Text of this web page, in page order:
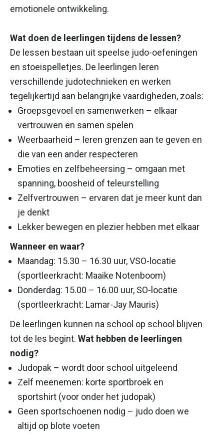
emotionele ontwikkeling.
Wat doen de leerlingen tijdens de lessen?
De lessen bestaan uit speelse judo-oefeningen
en stoeispelletjes. De leerlingen leren
verschillende judotechnieken en werken
tegelijkertijd aan belangrijke vaardigheden, zoals:
Groepsgevoel en samenwerken – elkaar
vertrouwen en samen spelen
Weerbaarheid – leren grenzen aan te geven en
die van een ander respecteren
Emoties en zelfbeheersing – omgaan met
spanning, boosheid of teleurstelling
Zelfvertrouwen – ervaren dat je meer kunt dan
je denkt
Lekker bewegen en plezier hebben met elkaar
Wanneer en waar?
Maandag: 15.30 – 16.30 uur, VSO-locatie
(sportleerkracht: Maaike Notenboom)
Donderdag: 15.00 – 16.00 uur, SO-locatie
(sportleerkracht: Lamar-Jay Mauris)
De leerlingen kunnen na school op school blijven
tot de les begint. Wat hebben de leerlingen
nodig?
Judopak – wordt door school uitgeleend
Zelf meenemen: korte sportbroek en
sportshirt (voor onder het judopak)
Geen sportschoenen nodig – judo doen we
altijd op blote voeten